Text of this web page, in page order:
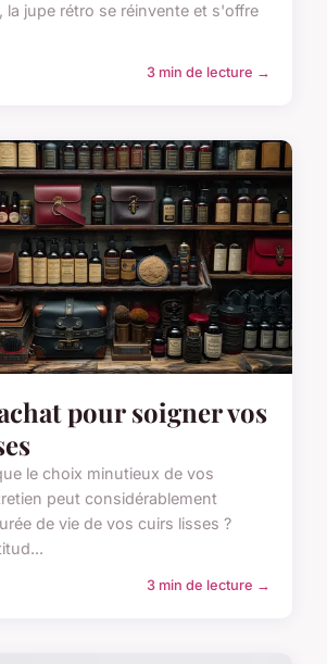
la jupe rétro se réinvente et s'offre
3 min de lecture →
pour soigner vos
le choix minutieux de vos
peut considérablement
de vie de vos cuirs lisses ?
3 min de lecture →